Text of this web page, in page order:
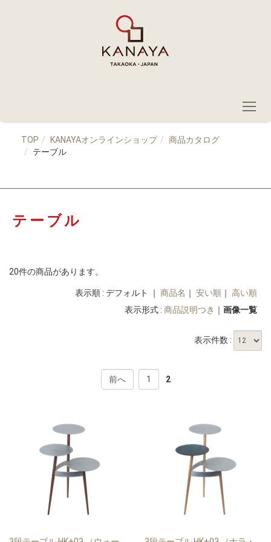
TOP KANAYAオンラインショップ
商品カタログ
テーブル
テーブル
20件の商品があります。
表示順 : デフォルト ｜ 商品名 ｜ 安い順 ｜ 高い順
表示形式 : 商品説明つき ｜ 画像一覧
表示件数 :
前へ 1 2